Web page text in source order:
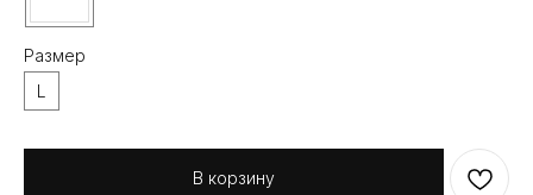
Размер
L
В корзину